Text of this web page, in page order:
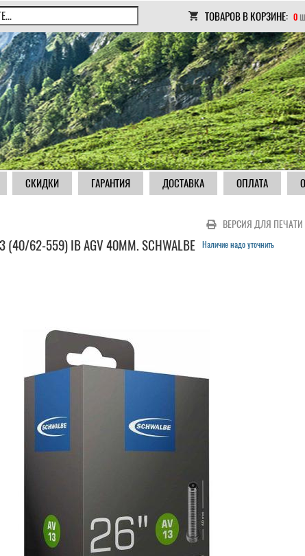
ТОВАРОВ В КОРЗИНЕ: 0
СКИДКИ ГАРАНТИЯ ДОСТАВКА ОПЛАТА
ВЕРСИЯ ДЛЯ ПЕЧАТИ
62-559) IB AGV 40MM. SCHWALBE Наличие надо уточнить